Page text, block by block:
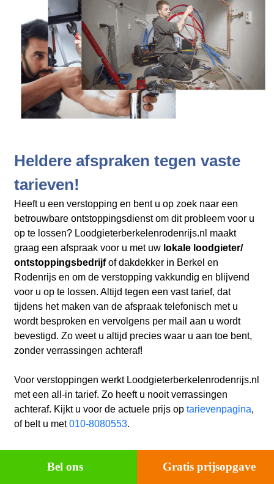
Heldere afspraken tegen vaste
tarieven!
Heeft u een verstopping en bent u op zoek naar een
betrouwbare ontstoppingsdienst om dit probleem voor u
op te lossen? Loodgieterberkelenrodenrijs.nl maakt
graag een afspraak voor u met uw lokale loodgieter/
ontstoppingsbedrijfof dakdekker in Berkel en
Rodenrijs en om de verstopping vakkundig en blijvend
voor u op te lossen. Altijd tegen een vast tarief, dat
tijdens het maken van de afspraak telefonisch met u
wordt besproken en vervolgens per mail aan u wordt
bevestigd. Zo weet u altijd precies waar u aan toe bent,
zonder verrassingen achteraf!
Voor verstoppingen werkt Loodgieterberkelenrodenrijs.nl
met een all-in tarief. Zo heeft u nooit verrassingen
achteraf. Kijkt u voor de actuele prijs op tarievenpagina,
of belt u met010-8080553.
Bel ons Gratis prijsopgave